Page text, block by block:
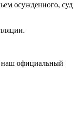
осужденного, суд
наш официальный